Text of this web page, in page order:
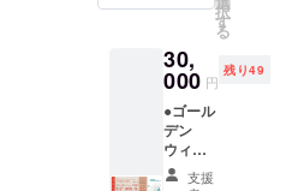
す。 ※
シーズ
ン
(12/24-
1/10、
5/1-
5/7、
8/1-31)
は利用
り受付
いただ
きます
（先着
順）。
※ご予約
時の
キャン
も可
限は
【2023
年3月31
日】ま
でにな
りま
す。 ※
テリー
付き。
ンシェ
ルジュ
(バト
ラー)付
価格：2
名
70000
円〜）
です。
地元の
素材を
ト】 ●
ナルモ
バイル
バッテ
リー ●
お礼の
メール
◆3名さ
択
す
る
30,
000 円
残り49
●ゴール
デン
ウィー
クに宿
支援